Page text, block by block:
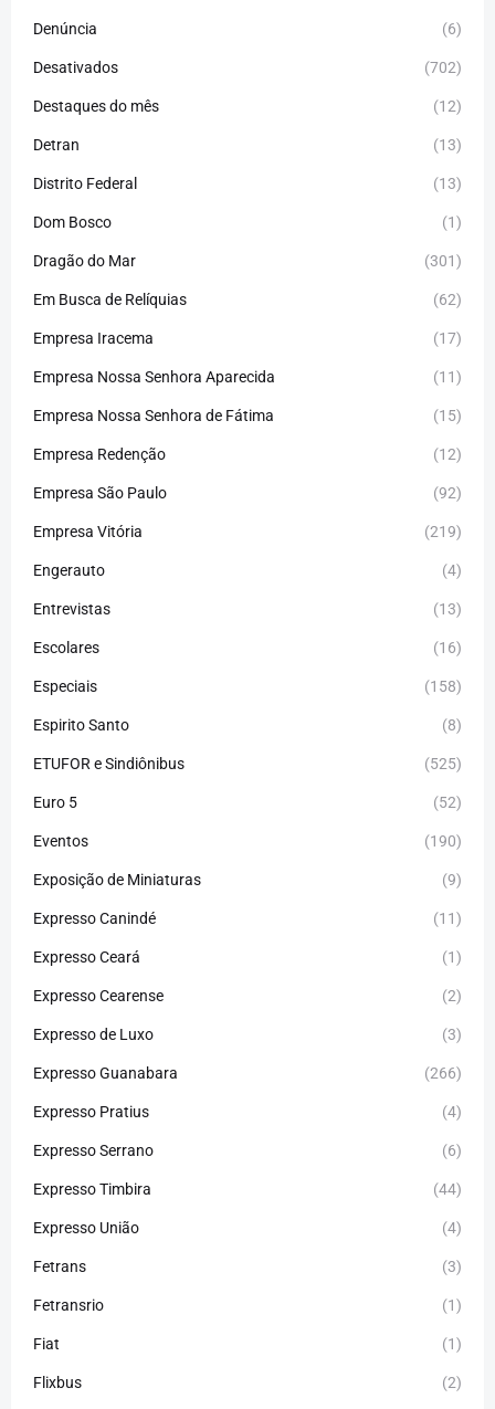
Denúncia (6)
Desativados (702)
Destaques do mês (12)
Detran (13)
Distrito Federal (13)
Dom Bosco (1)
Dragão do Mar (301)
Em Busca de Relíquias (62)
Empresa Iracema (17)
Empresa Nossa Senhora Aparecida (11)
Empresa Nossa Senhora de Fátima (15)
Empresa Redenção (12)
Empresa São Paulo (92)
Empresa Vitória (219)
Engerauto (4)
Entrevistas (13)
Escolares (16)
Especiais (158)
Espirito Santo (8)
ETUFOR e Sindiônibus (525)
Euro 5 (52)
Eventos (190)
Exposição de Miniaturas (9)
Expresso Canindé (11)
Expresso Ceará (1)
Expresso Cearense (2)
Expresso de Luxo (3)
Expresso Guanabara (266)
Expresso Pratius (4)
Expresso Serrano (6)
Expresso Timbira (44)
Expresso União (4)
Fetrans (3)
Fetransrio (1)
Fiat (1)
Flixbus (2)